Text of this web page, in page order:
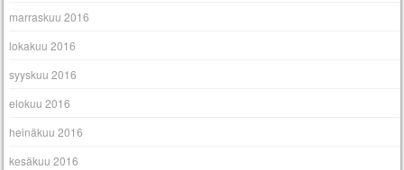
marraskuu 2016
lokakuu 2016
syyskuu 2016
elokuu 2016
heinäkuu 2016
kesäkuu 2016